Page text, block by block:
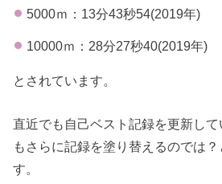
5000ｍ：13分43秒54(2019年)
10000ｍ：28分27秒40(2019年)
とされています。
直近でも自己ベスト記録を更新し
もさらに記録を塗り替えるのでは
す。